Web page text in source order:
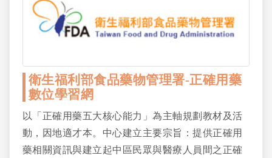
衛生福利部食品藥物管理署-正確用藥
數位學習網
以「正確用藥五大核心能力」為主軸規劃教材及活
動，因地適才本。中心建立主要宗旨：提供正確用
藥相關資訊與建立起中區民眾與醫療人員間之正確